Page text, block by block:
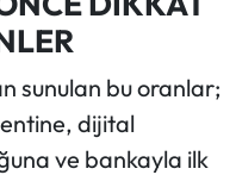
sunulan bu oranlar;
dijital
ve bankayla ilk